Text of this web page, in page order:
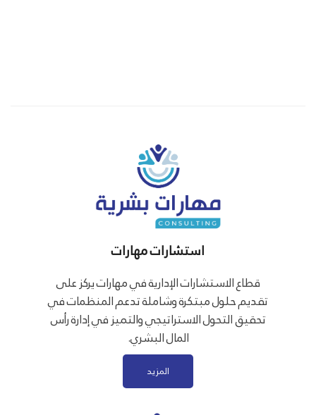
استشارات مهارات
قطاع الاستشارات الإدارية في مهارات يركز على
تقديم حلول مبتكرة وشاملة تدعم المنظمات في
تحقيق التحول الاستراتيجي والتميز في إدارة رأس
المال البشري.
المزيد